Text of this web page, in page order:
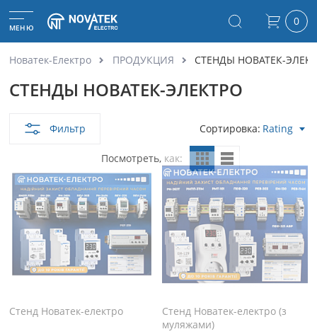
МЕНЮ 0
Новатек-Електро ПРОДУКЦИЯ СТЕНДЫ НОВАТЕК-
СТЕНДЫ НОВАТЕК-ЭЛЕКТРО
Фильтр
Посмотреть, как
Сортировка Rating
Стенд Новатек-електро
Стенд Новатек-електро (з
муляжами)